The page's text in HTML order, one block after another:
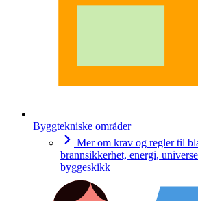
Byggtekniske områder
Mer om krav og regler til
brannsikkerhet, energi,
byggeskikk